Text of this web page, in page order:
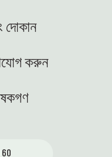
দোকান
করুন
60